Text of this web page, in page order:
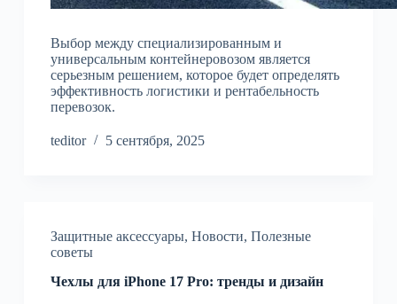
Выбор между специализированным и
универсальным контейнеровозом является
серьезным решением, которое будет определять
эффективность логистики и рентабельность
перевозок.
teditor 5 сентября, 2025
Защитные аксессуары, Новости, Полезные
советы
Чехлы для iPhone 17 Pro: тренды и дизайн